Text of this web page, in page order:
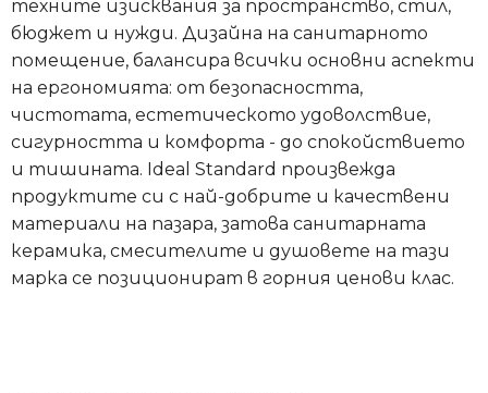
техните изисквания за пространство, стил,
бюджет и нужди. Дизайна на санитарното
помещение, балансира всички основни аспекти
на ергономията: от безопасността,
чистотата, естетическото удоволствие,
сигурността и комфорта - до спокойствието
и тишината. Ideal Standard произвежда
продуктите си с най-добрите и качествени
материали на пазара, затова санитарната
керамика, смесителите и душовете на тази
марка се позиционират в горния ценови клас.